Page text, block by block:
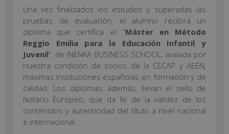
Una vez finalizados los estudios y superadas las
pruebas de evaluación, el alumno recibirá un
diploma que certifica el “Máster en Método
Reggio Emilia para la Educación Infantil y
Juvenil”, de INENKA BUSINESS SCHOOL, avalada por
nuestra condición de socios de la CECAP y AEEN,
máximas instituciones españolas en formación y de
calidad. Los diplomas, además, llevan el sello de
Notario Europeo, que da fe de la validez de los
contenidos y autenticidad del título a nivel nacional
e internacional.